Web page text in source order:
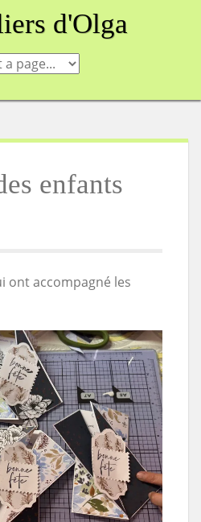
d'Olga
enfants
ont accompagné les